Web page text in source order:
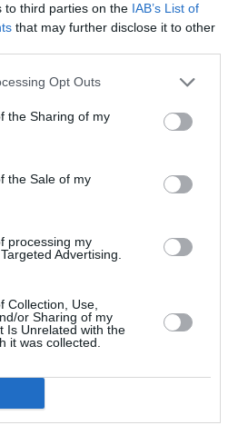
to third parties on the IAB’s List of
that may further disclose it to other
Opt Outs
the Sharing of my
the Sale of my
processing my
Advertising.
Collection, Use,
or Sharing of my
Is Unrelated with the
it was collected.
PinterestLinkedIn Print
de restriction du tourisme ..